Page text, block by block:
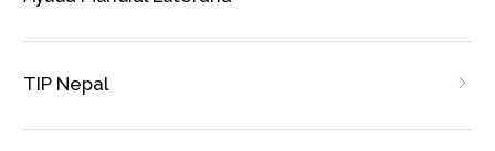
TIP Nepal